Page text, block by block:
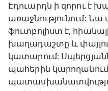
Էդուարդն ի զորու է
առաջնությունում:
ֆուտբոլիստ է,
խաղադաշտը և
կատարում:
պահերին կարողանում